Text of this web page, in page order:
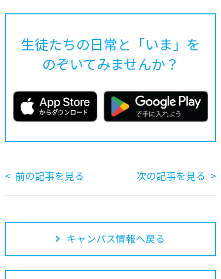
生徒たちの日常と「いま」を
のぞいてみませんか？
前の記事を見る 次の記事を見る
キャンパス情報へ戻る